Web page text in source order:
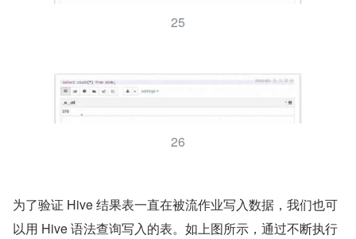
25
26
为了验证 Hive 结果表一直在被流作业写入数据，我们也可
以用 Hive 语法查询写入的表。如上图所示，通过不断执行